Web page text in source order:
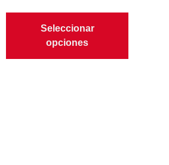
Seleccionar
opciones